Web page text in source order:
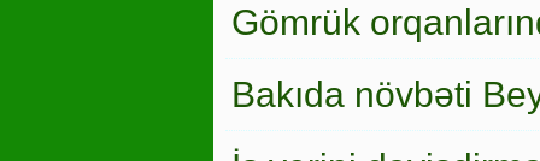
Gömrük
Bakıda növbəti